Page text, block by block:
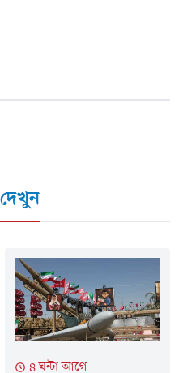
৪ ঘন্টা আগে